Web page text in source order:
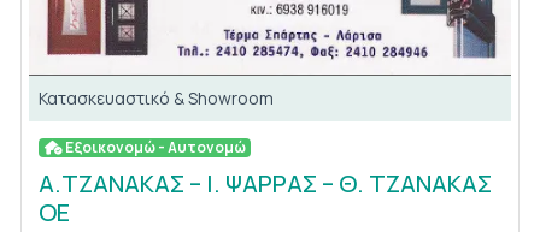
Κατασκευαστικό & Showroom
Εξοικονομώ - Αυτονομώ
Α.ΤΖΑΝΑΚΑΣ – Ι. ΨΑΡΡΑΣ – Θ. ΤΖΑΝΑΚΑΣ
ΟΕ